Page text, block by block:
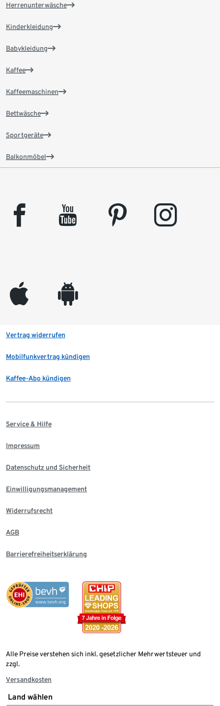
Herrenunterwäsche
Kinderkleidung
Babykleidung
Kaffee
Kaffeemaschinen
Bettwäsche
Sportgeräte
Balkonmöbel
facebook youtube pinterest instagram
appleinc android
Vertrag widerrufen
Mobilfunkvertrag kündigen
Kaffee-Abo kündigen
Service & Hilfe
Impressum
Datenschutz und Sicherheit
Einwilligungsmanagement
Widerrufsrecht
AGB
Barrierefreiheitserklärung
Alle Preise verstehen sich inkl. gesetzlicher Mehrwertsteuer und
zzgl.
Versandkosten
Land wählen